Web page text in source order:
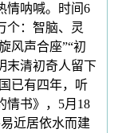
情呐喊。时间6
个：智脑、灵
风声合座”“初
末清初奇人留下
已有四年，听
情书》，5月18
近居依水而建